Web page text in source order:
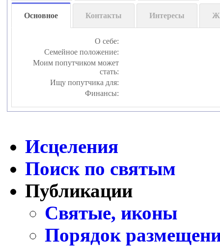
Основное Контакты Интересы
О себе:
Семейное положение:
Моим попутчиком может
стать:
Ищу попутчика для:
Финансы:
Исцеления
Поиск по святым
Публикации
Святые, иконы
Порядок